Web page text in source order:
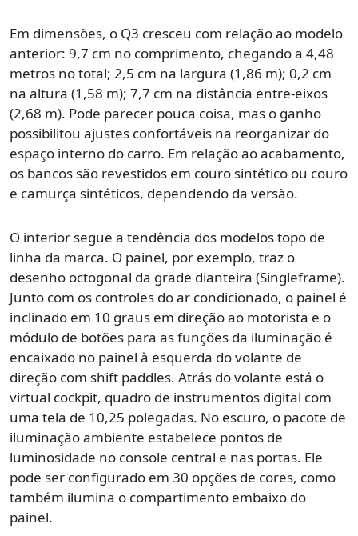
Em dimensões, o Q3 cresceu com relação ao modelo
anterior: 9,7 cm no comprimento, chegando a 4,48
metros no total; 2,5 cm na largura (1,86 m); 0,2 cm
na altura (1,58 m); 7,7 cm na distância entre-eixos
(2,68 m). Pode parecer pouca coisa, mas o ganho
possibilitou ajustes confortáveis na reorganizar do
espaço interno do carro. Em relação ao acabamento,
os bancos são revestidos em couro sintético ou couro
e camurça sintéticos, dependendo da versão.
O interior segue a tendência dos modelos topo de
linha da marca. O painel, por exemplo, traz o
desenho octogonal da grade dianteira (Singleframe).
Junto com os controles do ar condicionado, o painel é
inclinado em 10 graus em direção ao motorista e o
módulo de botões para as funções da iluminação é
encaixado no painel à esquerda do volante de
direção com shift paddles. Atrás do volante está o
virtual cockpit, quadro de instrumentos digital com
uma tela de 10,25 polegadas. No escuro, o pacote de
iluminação ambiente estabelece pontos de
luminosidade no console central e nas portas. Ele
pode ser configurado em 30 opções de cores, como
também ilumina o compartimento embaixo do
painel.